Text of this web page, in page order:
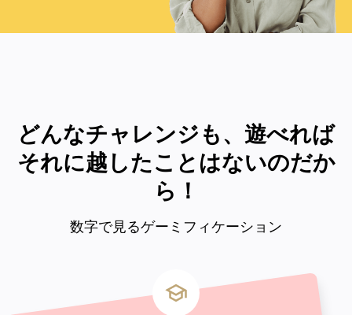
どんなチャレンジも、遊べれば
それに越したことはないのだか
ら！
数字で見るゲーミフィケーション